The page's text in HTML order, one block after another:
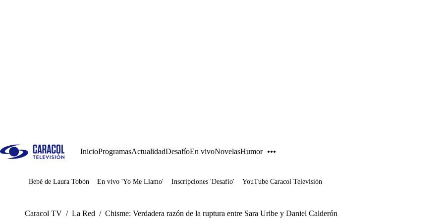
InicioProgramasActualidadDesafíoEn vivoNovelasHumor
Juegos
Bebé de Laura Tobón En vivo 'Yo Me Llamo' Inscripciones 'Desafío' YouTube Caracol Televisión
Caracol TV / La Red / Chisme: Verdadera razón de la ruptura entre Sara Uribe y Daniel Calderón